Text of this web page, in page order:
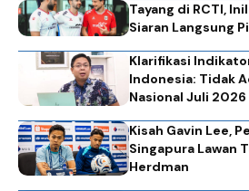
Tayang di RCTI,
Siaran Langsung
Klarifikasi
Indonesia: Tidak
Nasional Juli 2026
Kisah Gavin Lee,
Singapura Lawan
Herdman